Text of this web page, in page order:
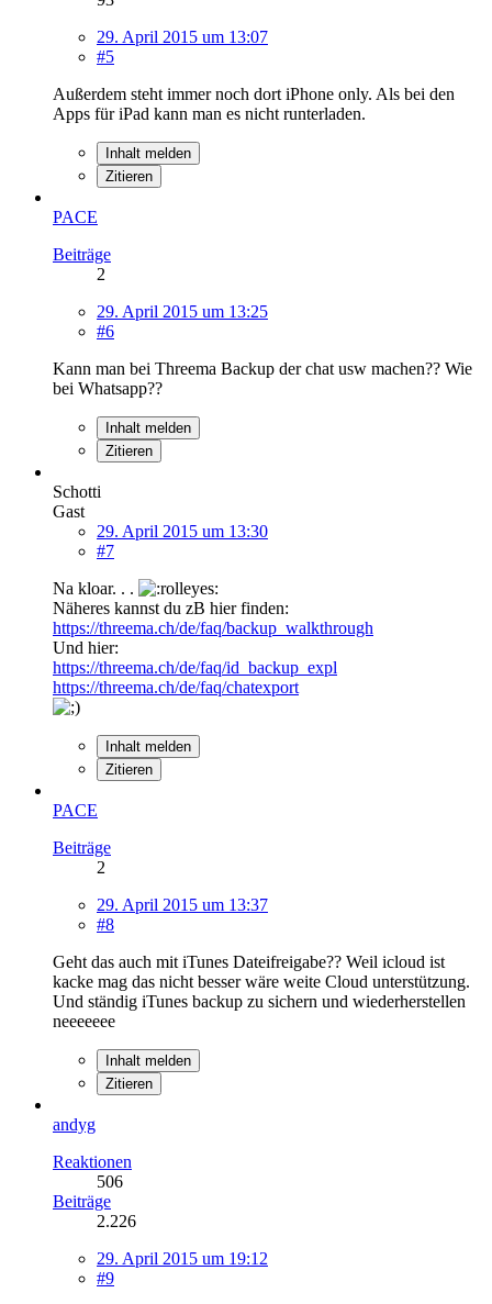
29. April 2015 um 13:07
#5
Außerdem steht immer noch dort iPhone only. Als bei den
Apps für iPad kann man es nicht runterladen.
Inhalt melden
Zitieren
PACE
Beiträge
2
29. April 2015 um 13:25
#6
Kann man bei Threema Backup der chat usw machen?? Wie
bei Whatsapp??
Inhalt melden
Zitieren
Schotti
Gast
29. April 2015 um 13:30
#7
Na kloar. . .
Näheres kannst du zB hier finden:
https://threema.ch/de/faq/backup_walkthrough
Und hier:
https://threema.ch/de/faq/id_backup_expl
https://threema.ch/de/faq/chatexport
Inhalt melden
Zitieren
PACE
Beiträge
2
29. April 2015 um 13:37
#8
Geht das auch mit iTunes Dateifreigabe?? Weil icloud ist
kacke mag das nicht besser wäre weite Cloud unterstützung.
Und ständig iTunes backup zu sichern und wiederherstellen
neeeeeee
Inhalt melden
Zitieren
andyg
Reaktionen
506
Beiträge
2.226
29. April 2015 um 19:12
#9